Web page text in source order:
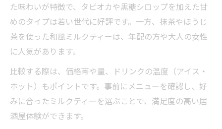
た味わいが特徴で、タピオカや黒糖シロップを加えた甘
めのタイプは若い世代に好評です。一方、抹茶やほうじ
茶を使った和風ミルクティーは、年配の方や大人の女性
に人気があります。
比較する際は、価格帯や量、ドリンクの温度（アイス・
ホット）もポイントです。事前にメニューを確認し、好
みに合ったミルクティーを選ぶことで、満足度の高い居
酒屋体験ができます。